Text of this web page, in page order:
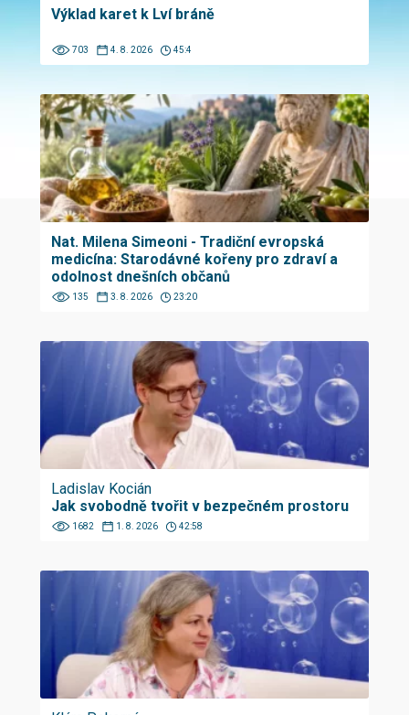
Výklad karet k Lví bráně
703 4. 8. 2026 45:4
Nat. Milena Simeoni - Tradiční evropská
medicína: Starodávné kořeny pro zdraví a
odolnost dnešních občanů
135 3. 8. 2026 23:20
Ladislav Kocián
Jak svobodně tvořit v bezpečném prostoru
1682 1. 8. 2026 42:58